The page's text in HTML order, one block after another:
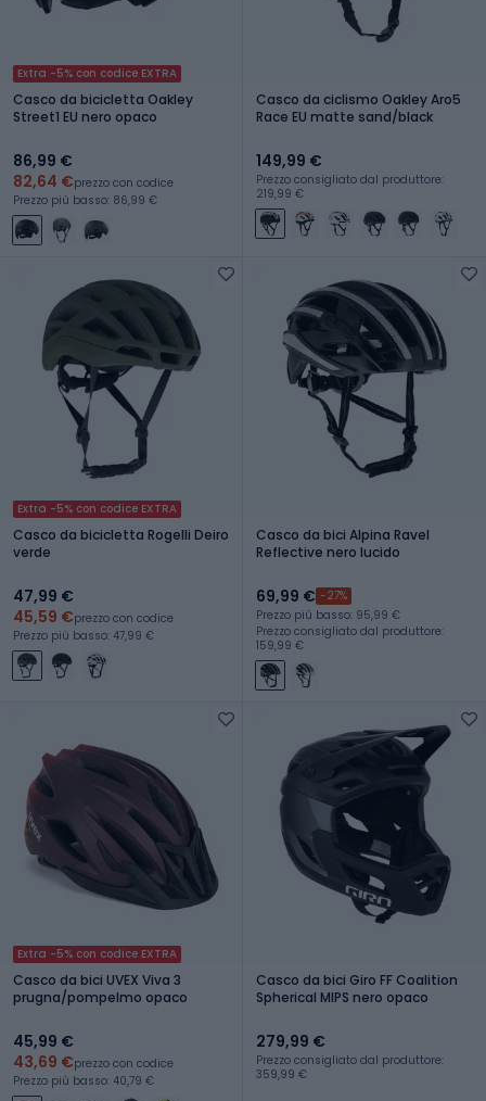
Extra -5% con codice EXTRA
Casco da bicicletta Oakley
Street1 EU nero opaco
86,99 €
82,64 €prezzo con codice
Prezzo più basso: 86,99 €
Casco da ciclismo Oakley Aro5
Race EU matte sand/black
149,99 €
Prezzo consigliato dal produttore:
219,99 €
Extra -5% con codice EXTRA
Casco da bicicletta Rogelli Deiro
verde
47,99 €
45,59 €prezzo con codice
Prezzo più basso: 47,99 €
Casco da bici Alpina Ravel
Reflective nero lucido
69,99 € -27%
Prezzo più basso: 95,99 €
Prezzo consigliato dal produttore:
159,99 €
Extra -5% con codice EXTRA
Casco da bici UVEX Viva 3
prugna/pompelmo opaco
45,99 €
43,69 €prezzo con codice
Prezzo più basso: 40,79 €
Casco da bici Giro FF Coalition
Spherical MIPS nero opaco
279,99 €
Prezzo consigliato dal produttore:
359,99 €